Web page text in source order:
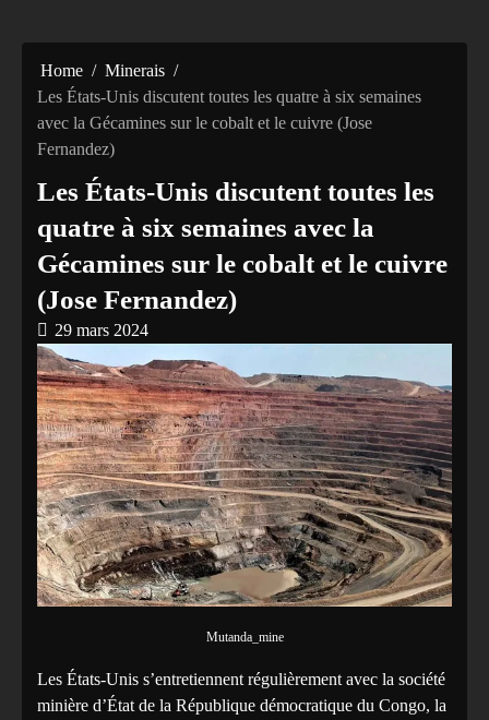
Home
Minerais
Les États-Unis discutent toutes les quatre à six semaines
avec la Gécamines sur le cobalt et le cuivre (Jose
Fernandez)
Les États-Unis discutent toutes les
quatre à six semaines avec la
Gécamines sur le cobalt et le cuivre
(Jose Fernandez)
29 mars 2024
Mutanda_mine
Les États-Unis s’entretiennent régulièrement avec la société
minière d’État de la République démocratique du Congo, la